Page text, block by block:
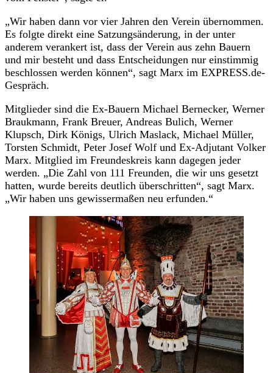
„Wir haben dann vor vier Jahren den Verein übernommen.
Es folgte direkt eine Satzungsänderung, in der unter
anderem verankert ist, dass der Verein aus zehn Bauern
und mir besteht und dass Entscheidungen nur einstimmig
beschlossen werden können“, sagt Marx im EXPRESS.de-
Gespräch.
Mitglieder sind die Ex-Bauern Michael Bernecker, Werner
Braukmann, Frank Breuer, Andreas Bulich, Werner
Klupsch, Dirk Königs, Ulrich Maslack, Michael Müller,
Torsten Schmidt, Peter Josef Wolf und Ex-Adjutant Volker
Marx. Mitglied im Freundeskreis kann dagegen jeder
werden. „Die Zahl von 111 Freunden, die wir uns gesetzt
hatten, wurde bereits deutlich überschritten“, sagt Marx.
„Wir haben uns gewissermaßen neu erfunden.“